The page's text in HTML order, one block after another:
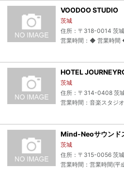
VOODOO STUDIO
茨城
住所：〒318-0014 茨
HOTEL
茨城
住所：〒314-0408 茨
Mind-Neoサウンド
茨城